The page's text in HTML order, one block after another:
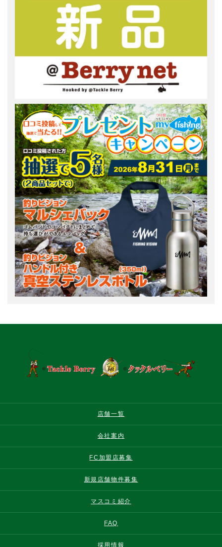
店舗一覧
会社案内
FC加盟店募集
新規店舗物件募集
マスコミ紹介
FAQ
採用情報